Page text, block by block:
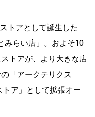
トアとして誕生した
みらい店」。およそ10
トアが、より大きな店
「アークテリクス
トア」として拡張オー